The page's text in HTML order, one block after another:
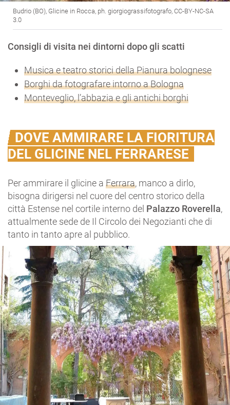
Budrio (BO), Glicine in Rocca, ph. giorgiograssifotografo, CC-BY-NC-SA
3.0
Consigli di visita nei dintorni dopo gli scatti
Musica e teatro storici della Pianura bolognese
Borghi da fotografare intorno a Bologna
Monteveglio, l’abbazia e gli antichi borghi
DOVE AMMIRARE LA FIORITURA
DEL GLICINE NEL FERRARESE
Per ammirare il glicine a Ferrara, manco a dirlo,
bisogna dirigersi nel cuore del centro storico della
città Estense nel cortile interno del Palazzo Roverella,
attualmente sede de Il Circolo dei Negozianti che di
tanto in tanto apre al pubblico.